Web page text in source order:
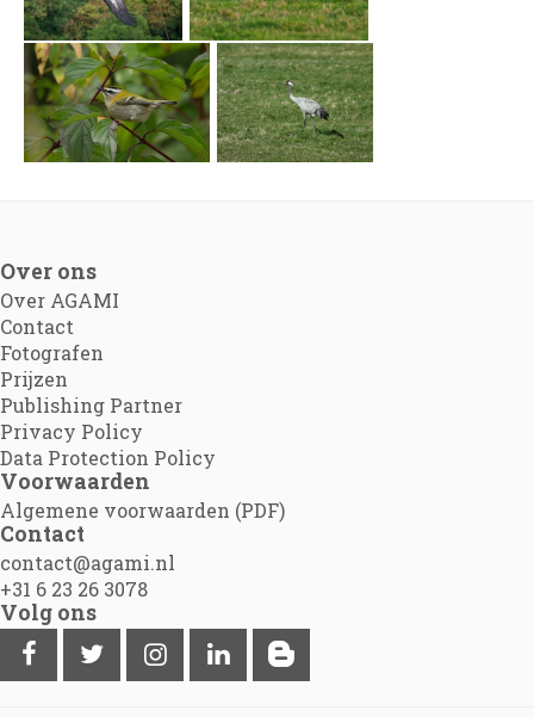
Over ons
Over AGAMI
Contact
Fotografen
Prijzen
Publishing Partner
Privacy Policy
Data Protection Policy
Voorwaarden
Algemene voorwaarden (PDF)
Contact
contact@agami.nl
+31 6 23 26 3078
Volg ons